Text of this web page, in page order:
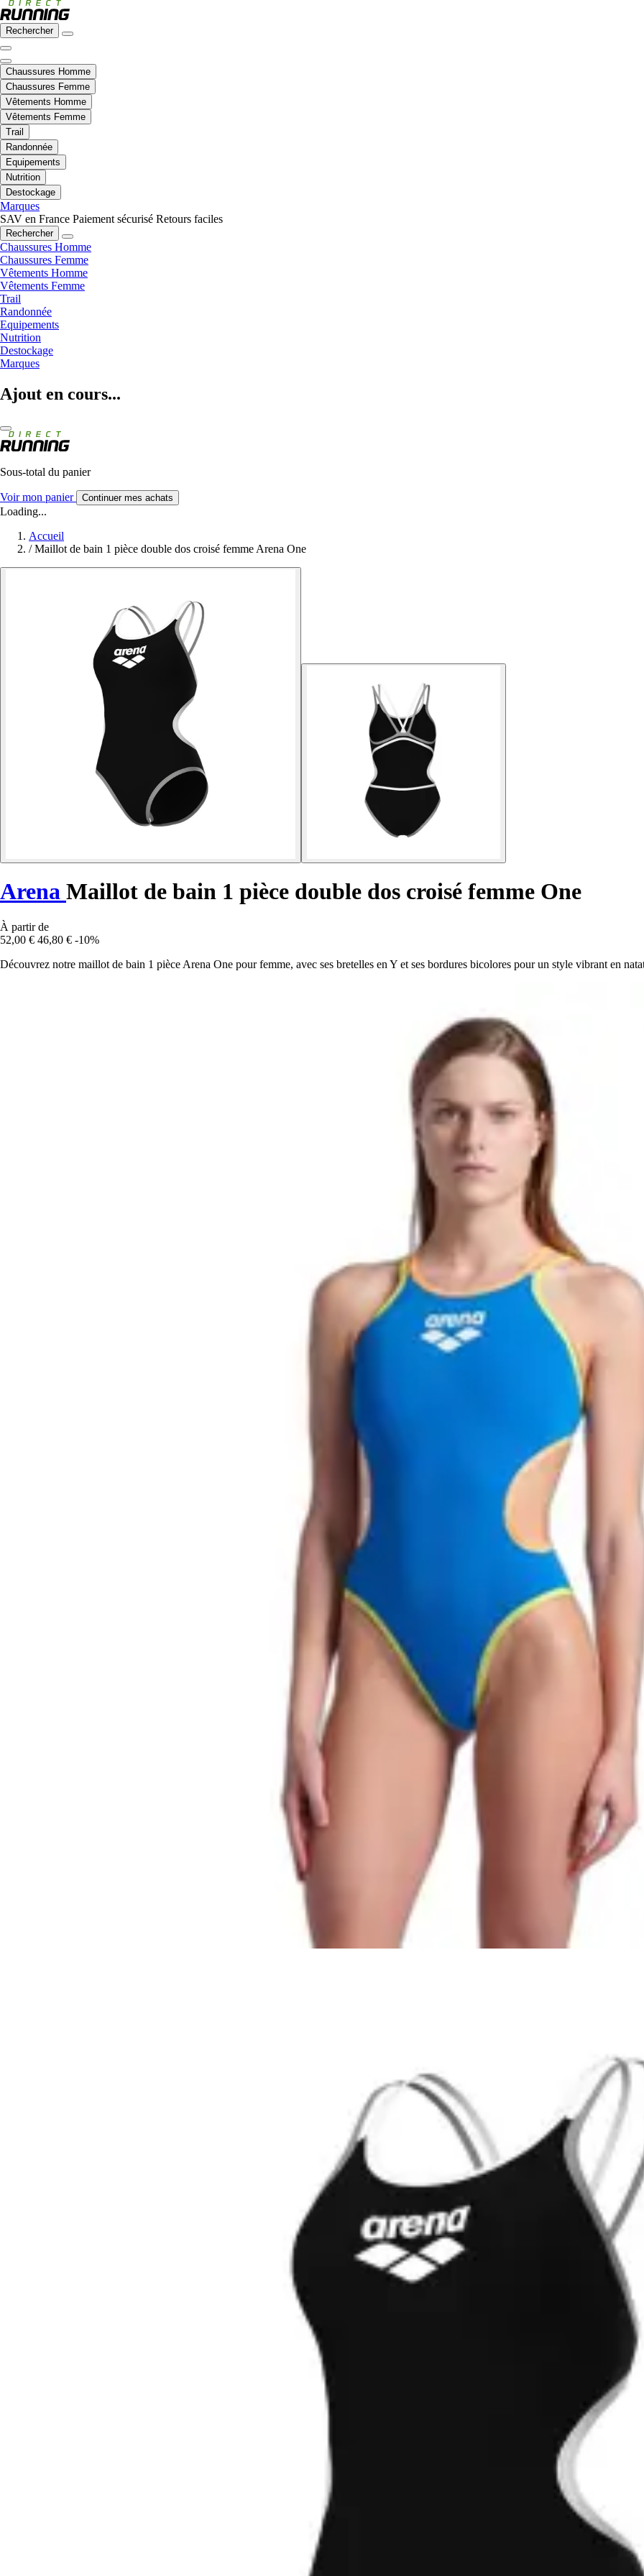
Rechercher
Chaussures Homme
Chaussures Femme
Vêtements Homme
Vêtements Femme
Trail
Randonnée
Equipements
Nutrition
Destockage
Marques
SAV en France Paiement sécurisé Retours faciles
Rechercher
Chaussures Homme
Chaussures Femme
Vêtements Homme
Vêtements Femme
Trail
Randonnée
Equipements
Nutrition
Destockage
Marques
Ajout en cours...
Sous-total du panier
Voir mon panier Continuer mes achats
Loading...
Accueil
/ Maillot de bain 1 pièce double dos croisé femme Arena One
Arena Maillot de bain 1 pièce double dos croisé femme One
À partir de
52,00 € 46,80 € -10%
Découvrez notre maillot de bain 1 pièce Arena One pour femme, avec ses bretelles en Y et ses bordures bicolores pour un style vibrant en